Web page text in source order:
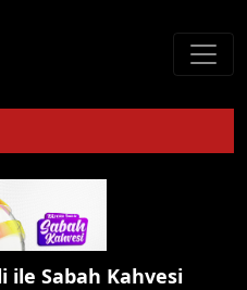
ile Sabah Kahvesi